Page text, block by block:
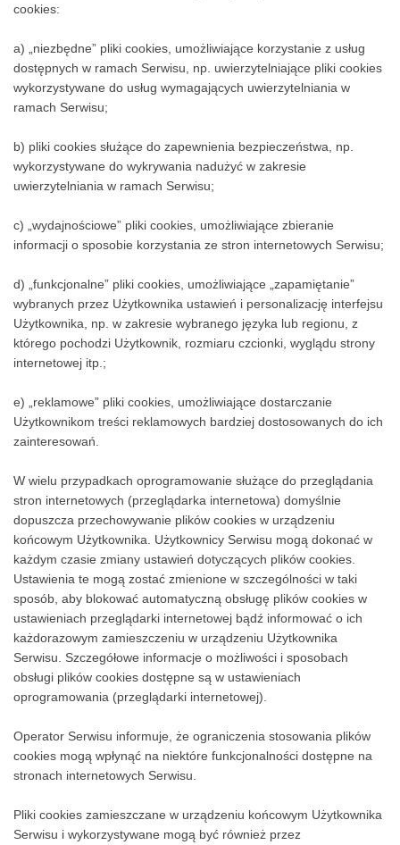
W ramach Serwisu stosowane są następujące rodzaje plików
a) „niezbędne” pliki cookies, umożliwiające korzystanie z usług
dostępnych w ramach Serwisu, np. uwierzytelniające pliki cookies
wykorzystywane do usług wymagających uwierzytelniania w
b) pliki cookies służące do zapewnienia bezpieczeństwa, np.
wykorzystywane do wykrywania nadużyć w zakresie
c) „wydajnościowe” pliki cookies, umożliwiające zbieranie
d) „funkcjonalne” pliki cookies, umożliwiające „zapamiętanie”
wybranych przez Użytkownika ustawień i personalizację interfejsu
Użytkownika, np. w zakresie wybranego języka lub regionu, z
którego pochodzi Użytkownik, rozmiaru czcionki, wyglądu strony
e) „reklamowe” pliki cookies, umożliwiające dostarczanie
Użytkownikom treści reklamowych bardziej dostosowanych do ich
W wielu przypadkach oprogramowanie służące do przeglądania
stron internetowych (przeglądarka internetowa) domyślnie
dopuszcza przechowywanie plików cookies w urządzeniu
końcowym Użytkownika. Użytkownicy Serwisu mogą dokonać w
każdym czasie zmiany ustawień dotyczących plików cookies.
Ustawienia te mogą zostać zmienione w szczególności w taki
sposób, aby blokować automatyczną obsługę plików cookies w
ustawieniach przeglądarki internetowej bądź informować o ich
każdorazowym zamieszczeniu w urządzeniu Użytkownika
Serwisu. Szczegółowe informacje o możliwości i sposobach
obsługi plików cookies dostępne są w ustawieniach
Operator Serwisu informuje, że ograniczenia stosowania plików
cookies mogą wpłynąć na niektóre funkcjonalności dostępne na
Pliki cookies zamieszczane w urządzeniu końcowym Użytkownika